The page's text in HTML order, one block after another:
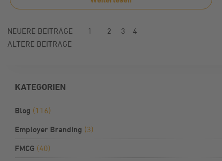
NEUERE BEITRÄGE 1 2 3
4
ÄLTERE BEITRÄGE
KATEGORIEN
Blog (116)
Employer Branding (3)
FMCG (40)